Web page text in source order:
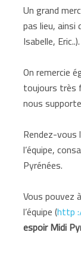
Un grand
pas lieu, ainsi
Isabelle, Eric..).
On remercie
toujours très
nous
Rendez-vous
l’équipe,
Pyrénées.
Vous pouvez
l’équipe (http
espoir Midi